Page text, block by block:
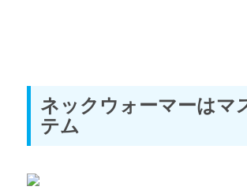
ネックウォーマーはマ
テム